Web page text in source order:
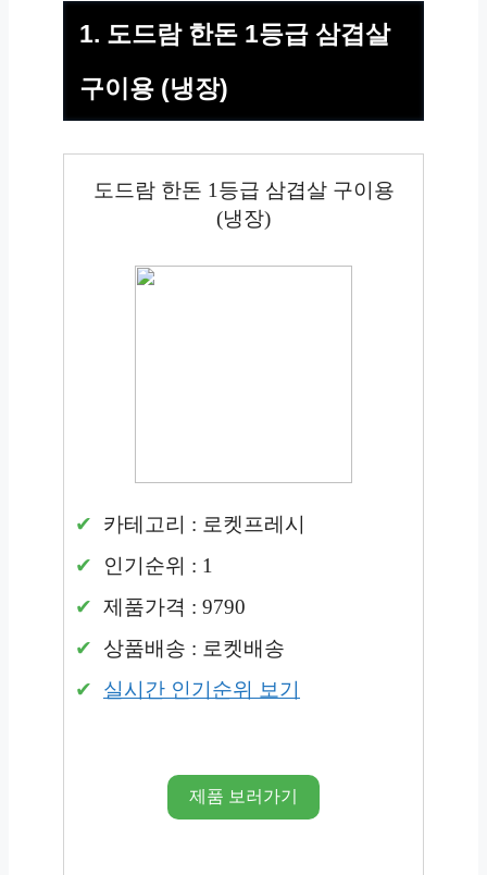
1. 도드람 한돈 1등급 삼겹살
구이용 (냉장)
도드람 한돈 1등급 삼겹살 구이용
(냉장)
카테고리 : 로켓프레시
인기순위 : 1
제품가격 : 9790
상품배송 : 로켓배송
실시간 인기순위 보기
제품 보러가기